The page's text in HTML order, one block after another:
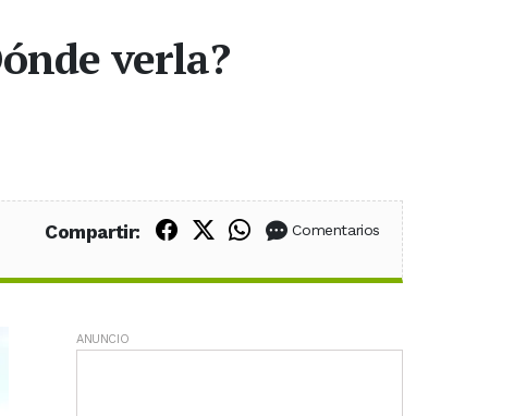
verla?
Compartir: Compartir en Facebook
Compartir en X (Twitter)
Compartir en WhatsApp
Comentarios
ANUNCIO